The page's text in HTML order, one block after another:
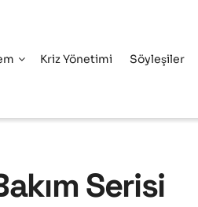
Kriz Yönetimi Söyleşiler
Serisi